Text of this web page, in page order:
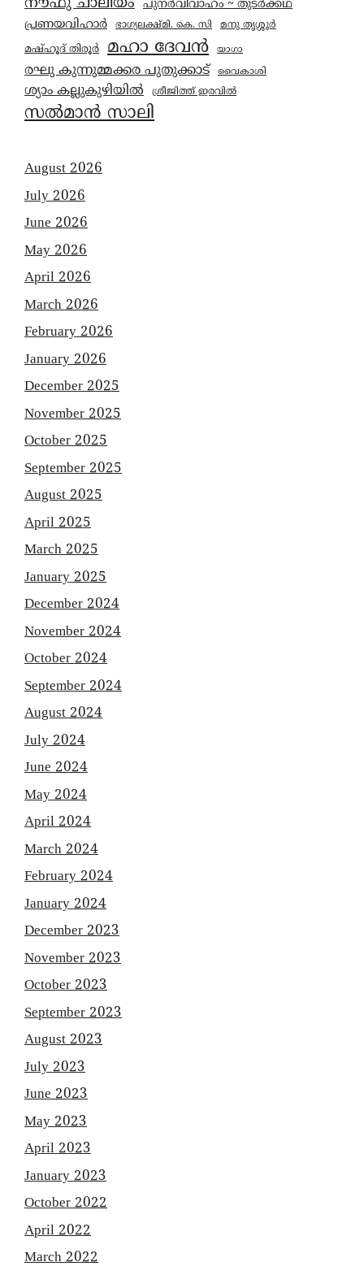
നൗഫു ചാലിയം പുനർവിവാഹം ~ തുടർക്കഥ
പ്രണയവിഹാർ ഭാഗ്യലക്ഷ്മി. കെ. സി
മനു തൃശ്ശൂർ
മഷ്ഹൂദ് തിരൂർ
മഹാ ദേവൻ യാഗാ
രഘു കുന്നുമ്മക്കര പുതുക്കാട് വൈകാശി
ശ്യാം കല്ലുകുഴിയിൽ ശ്രീജിത്ത് ഇരവിൽ
സൽമാൻ സാലി
August 2026
July 2026
June 2026
May 2026
April 2026
March 2026
February 2026
January 2026
December 2025
November 2025
October 2025
September 2025
August 2025
April 2025
March 2025
January 2025
December 2024
November 2024
October 2024
September 2024
August 2024
July 2024
June 2024
May 2024
April 2024
March 2024
February 2024
January 2024
December 2023
November 2023
October 2023
September 2023
August 2023
July 2023
June 2023
May 2023
April 2023
January 2023
October 2022
April 2022
March 2022